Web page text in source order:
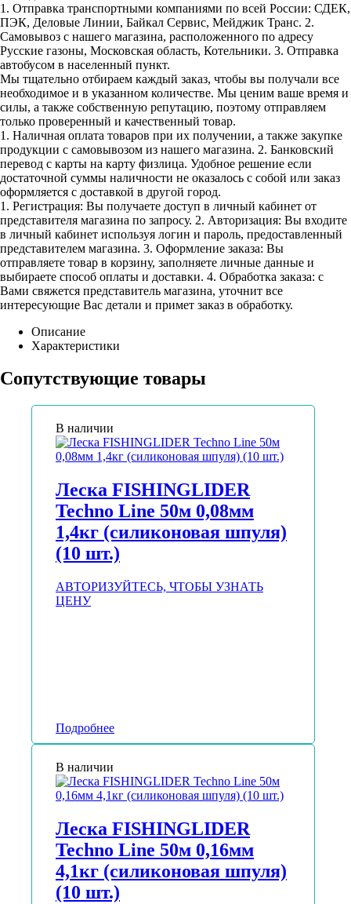
1. Отправка транспортными компаниями по всей России: СДЕК,
ПЭК, Деловые Линии, Байкал Сервис, Мейджик Транс. 2.
Самовывоз с нашего магазина, расположенного по адресу
Русские газоны, Московская область, Котельники. 3. Отправка
автобусом в населенный пункт.
Мы тщательно отбираем каждый заказ, чтобы вы получали все
необходимое и в указанном количестве. Мы ценим ваше время и
силы, а также собственную репутацию, поэтому отправляем
только проверенный и качественный товар.
1. Наличная оплата товаров при их получении, а также закупке
продукции с самовывозом из нашего магазина. 2. Банковский
перевод с карты на карту физлица. Удобное решение если
достаточной суммы наличности не оказалось с собой или заказ
оформляется с доставкой в другой город.
1. Регистрация: Вы получаете доступ в личный кабинет от
представителя магазина по запросу. 2. Авторизация: Вы входите
в личный кабинет используя логин и пароль, предоставленный
представителем магазина. 3. Оформление заказа: Вы
отправляете товар в корзину, заполняете личные данные и
выбираете способ оплаты и доставки. 4. Обработка заказа: с
Вами свяжется представитель магазина, уточнит все
интересующие Вас детали и примет заказ в обработку.
Описание
Характеристики
Сопутствующие товары
В наличии
Леска FISHINGLIDER
Techno Line 50м 0,08мм
1,4кг (силиконовая шпуля)
(10 шт.)
АВТОРИЗУЙТЕСЬ, ЧТОБЫ УЗНАТЬ
ЦЕНУ
Подробнее
В наличии
Леска FISHINGLIDER
Techno Line 50м 0,16мм
4,1кг (силиконовая шпуля)
(10 шт.)